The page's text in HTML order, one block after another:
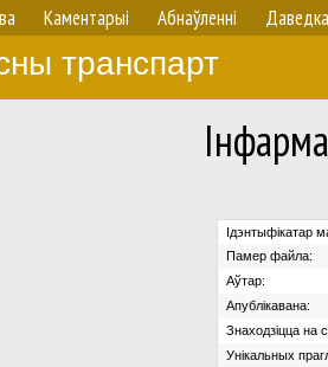
Каментарыі Абнаўленнi Даведка
транспарт
Ідэнтыфікатар
Памер файла:
Аўтар:
Апублікавана:
Знаходзіцца на
Унікальных